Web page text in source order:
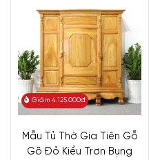
Giảm 4.125.000đ
Mẫu Tủ Thờ Gia Tiên Gỗ
Gõ Đỏ Kiểu Trơn Bụng